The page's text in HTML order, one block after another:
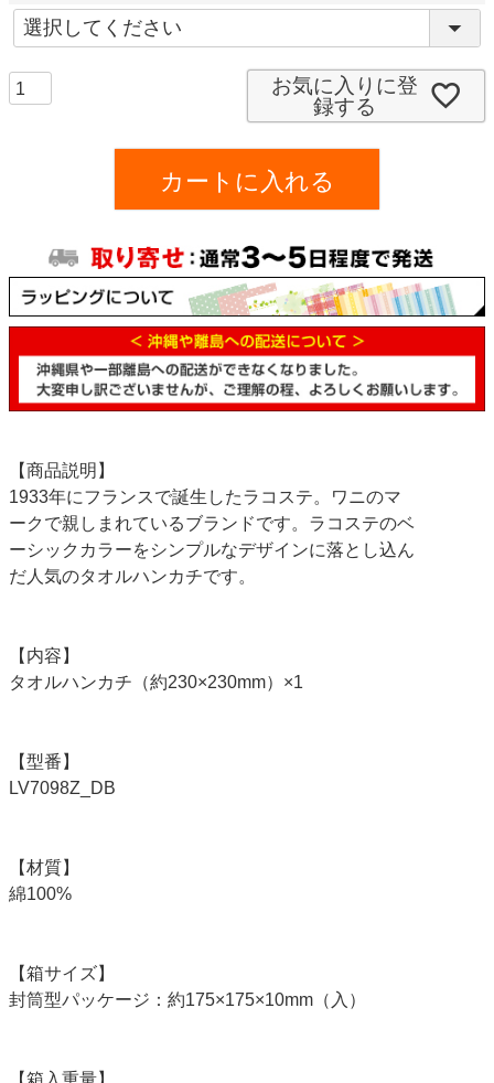
)
必
お気に入りに登
録する
カートに入れる
【商品説明】
1933年にフランスで誕生したラコステ。ワニのマ
ークで親しまれているブランドです。ラコステのベ
ーシックカラーをシンプルなデザインに落とし込ん
だ人気のタオルハンカチです。
【内容】
タオルハンカチ（約230×230mm）×1
【型番】
LV7098Z_DB
【材質】
綿100%
【箱サイズ】
封筒型パッケージ：約175×175×10mm（入）
【箱入重量】